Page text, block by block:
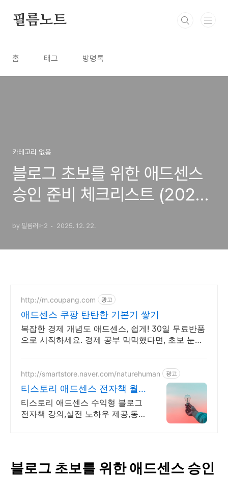
필름노트
홈 태그 방명록
카테고리 없음
블로그 초보를 위한 애드센스
승인 준비 체크리스트 (2025
by 필름러버2 2025. 12. 22.
http://m.coupang.com 광고
애드센스 쿠팡 탄탄한 기본기 쌓기
복잡한 경제 개념도 애드센스, 쉽게! 30일 무료반품
으로 시작하세요. 경제 공부 막막했다면, 초보 눈높
http://smartstore.naver.com/naturehuman 광고
티스토리 애드센스 전자책 월
100만원 고정 수익발생!
티스토리 애드센스 수익형 블로그
전자책 강의,실전 노하우 제공,동
블로그 초보를 위한 애드센스 승인